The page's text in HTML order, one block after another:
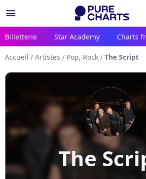
menu
Billetterie Star Academy Charts
Accueil / Artistes / Pop, Rock / The Script
The